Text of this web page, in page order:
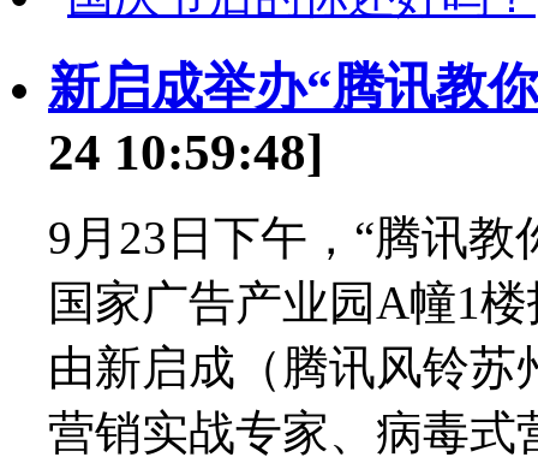
新启成举办“腾讯教
24 10:59:48]
9月23日下午，“腾讯
国家广告产业园A幢1
由新启成（腾讯风铃
营销实战专家、病毒式